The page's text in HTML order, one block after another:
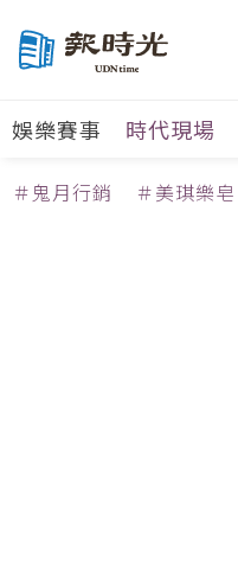
娛樂賽事 時代現場
＃鬼月行銷 ＃美琪樂皂